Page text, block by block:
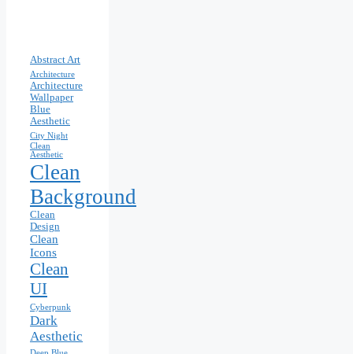
Abstract Art
Architecture
Architecture
Wallpaper
Blue
Aesthetic
City Night
Clean
Aesthetic
Clean
Background
Clean
Design
Clean
Icons
Clean
UI
Cyberpunk
Dark
Aesthetic